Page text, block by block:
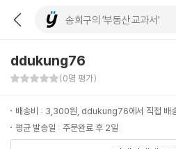
ddukung76
(0명 평가)
배송비 : 3,300원, ddukung76에서 직접 배
평균 발송일 : 주문완료 후 2일